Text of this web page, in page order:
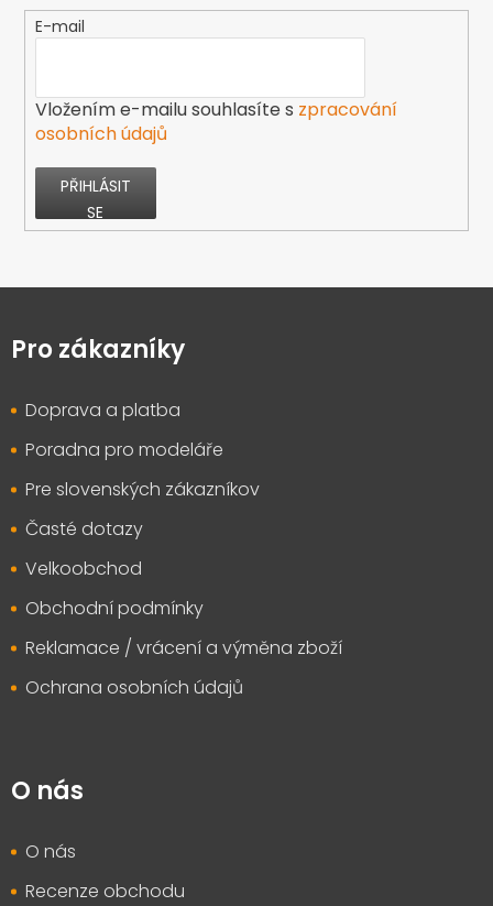
E-mail
Vložením e-mailu souhlasíte s zpracování
osobních údajů
PŘIHLÁSIT
SE
pPro zákazníky
Doprava a platba
Poradna pro modeláře
Pre slovenských zákazníkov
Časté dotazy
Velkoobchod
Obchodní podmínky
Reklamace / vrácení a výměna zboží
Ochrana osobních údajů
O nás
O nás
Recenze obchodu